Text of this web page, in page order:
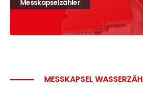
Messkapselzähler
MESSKAPSEL